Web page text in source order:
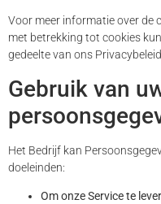
Voor meer informatie over de
met betrekking tot cookies
gedeelte van ons
Gebruik van
Het Bedrijf kan
doeleinden:
Om onze Service te